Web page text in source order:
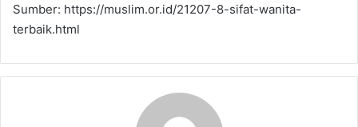
Sumber: https://muslim.or.id/21207-8-sifat-wanita-
terbaik.html